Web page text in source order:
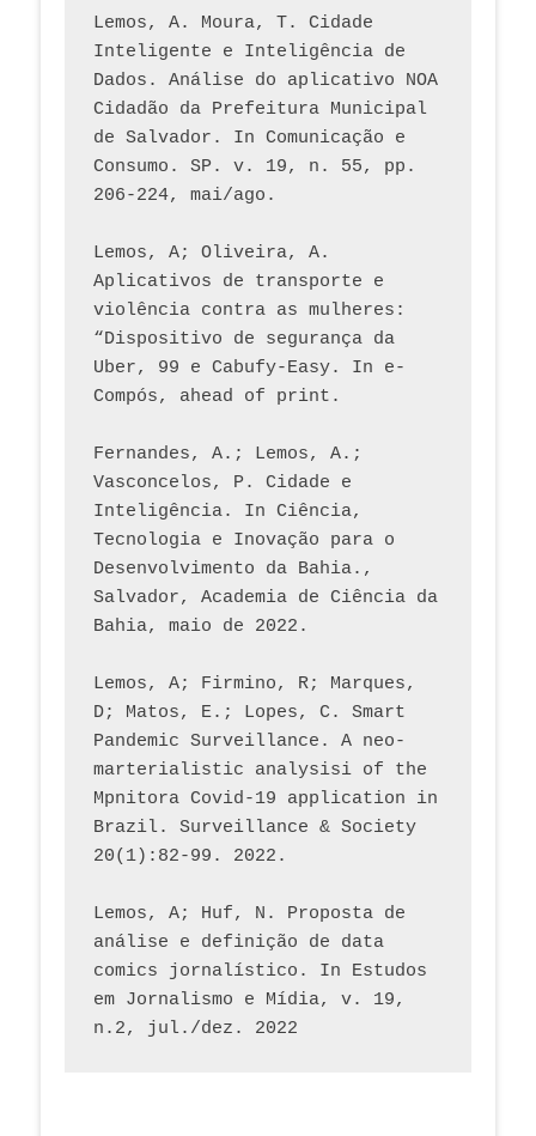
Lemos, A. Moura, T. Cidade
Inteligente e Inteligência de
Dados. Análise do aplicativo NOA
Cidadão da Prefeitura Municipal
de Salvador. In Comunicação e
Consumo. SP. v. 19, n. 55, pp.
206-224, mai/ago.
Lemos, A; Oliveira, A.
Aplicativos de transporte e
violência contra as mulheres:
“Dispositivo de segurança da
Uber, 99 e Cabufy-Easy. In e-
Compós, ahead of print.
Fernandes, A.; Lemos, A.;
Vasconcelos, P. Cidade e
Inteligência. In Ciência,
Tecnologia e Inovação para o
Desenvolvimento da Bahia.,
Salvador, Academia de Ciência da
Bahia, maio de 2022.
Lemos, A; Firmino, R; Marques,
D; Matos, E.; Lopes, C. Smart
Pandemic Surveillance. A neo-
marterialistic analysisi of the
Mpnitora Covid-19 application in
Brazil. Surveillance & Society
20(1):82-99. 2022.
Lemos, A; Huf, N. Proposta de
análise e definição de data
comics jornalístico. In Estudos
em Jornalismo e Mídia, v. 19,
n.2, jul./dez. 2022